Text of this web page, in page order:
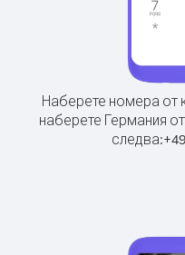
Наберете номера от
наберете Германия
следва:+49